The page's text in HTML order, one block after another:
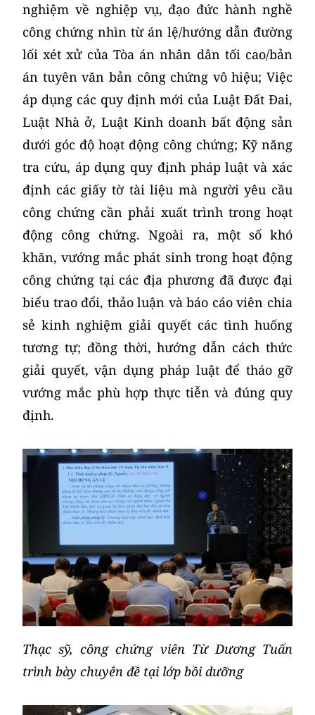
nghiệm về nghiệp vụ, đạo đức hành nghề
công chứng nhìn từ án lệ/hướng dẫn đường
lối xét xử của Tòa án nhân dân tối cao/bản
án tuyên văn bản công chứng vô hiệu; Việc
áp dụng các quy định mới của Luật Đất Đai,
Luật Nhà ở, Luật Kinh doanh bất động sản
dưới góc độ hoạt động công chứng; Kỹ năng
tra cứu, áp dụng quy định pháp luật và xác
định các giấy tờ tài liệu mà người yêu cầu
công chứng cần phải xuất trình trong hoạt
động công chứng. Ngoài ra, một số khó
khăn, vướng mắc phát sinh trong hoạt động
công chứng tại các địa phương đã được đại
biểu trao đổi, thảo luận và báo cáo viên chia
sẻ kinh nghiệm giải quyết các tình huống
tương tự; đồng thời, hướng dẫn cách thức
giải quyết, vận dụng pháp luật để tháo gỡ
vướng mắc phù hợp thực tiễn và đúng quy
định.
Thạc sỹ, công chứng viên Từ Dương Tuấn
trình bày chuyên đề tại lớp bồi dưỡng